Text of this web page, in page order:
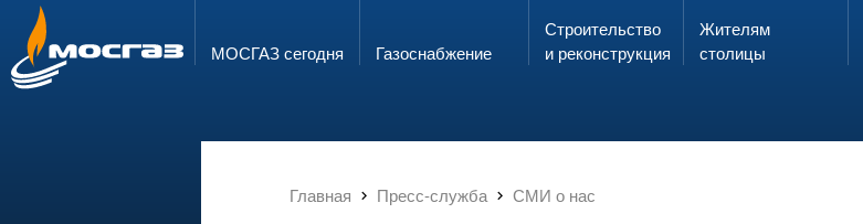
ГОРЯЧАЯ ЛИНИЯ
8 800 700 71 04 info@mos-gaz.ru
МОСГАЗ сегодня Газо­снабжение
Строительство
и реконструкция
Жителям
столицы
Главная Пресс-служба СМИ о нас